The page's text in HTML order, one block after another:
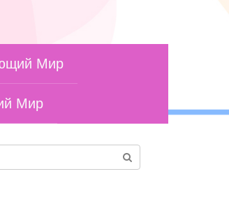
Мир
Мир